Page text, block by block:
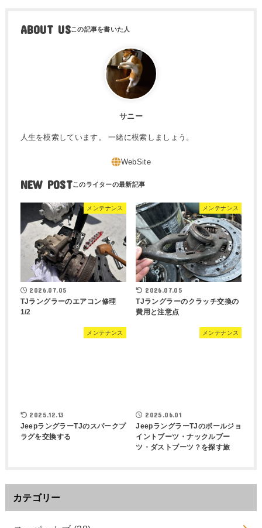
ABOUT US
サニー
人生を模索しています。 一緒に模索しましょう。
NEW POST
メンテナンス
2026.07.05
TJラングラーのエアコン修理
1/2
メンテナンス
2026.07.05
TJラングラーのクラッチ交換の
費用と注意点
メンテナンス
2025.12.13
JeepラングラーTJのスパークプ
ラグを交換する
メンテナンス
2025.06.01
JeepラングラーTJのボールジョ
イントブーツ・ナックルブー
ツ・ダストブーツ？を探す旅
カテゴリー